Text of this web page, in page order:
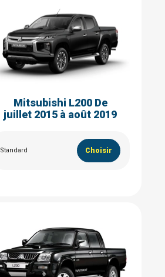
Mitsubishi L200 De
juillet 2015 à août 2019
Standard Choisir